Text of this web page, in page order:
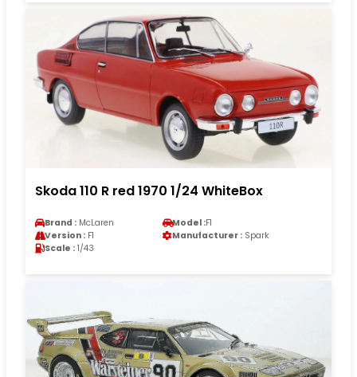
Skoda 110 R red 1970 1/24 WhiteBox
Brand : McLaren Model :F1
Version : F1 Manufacturer : Spark
Scale : 1/43